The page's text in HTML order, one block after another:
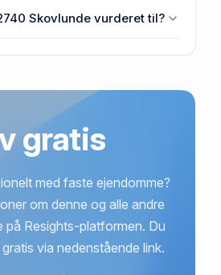
handlet i 1998.
Skovlunde vurderet til?
gratis
med faste ejendomme?
om denne og alle andre
på Resights-platformen. Du
via nedenstående link.